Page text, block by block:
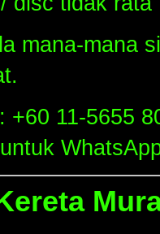
mana-mana
: +60 11-5655